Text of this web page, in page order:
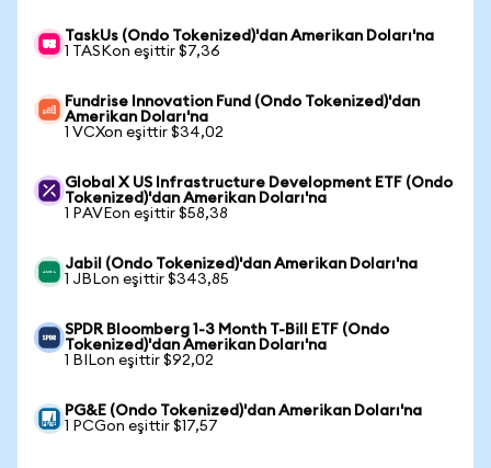
TaskUs (Ondo Tokenized)'dan Amerikan Doları'na
1 TASKon eşittir $7,36
Fundrise Innovation Fund (Ondo Tokenized)'dan
Amerikan Doları'na
1 VCXon eşittir $34,02
Global X US Infrastructure Development ETF (Ondo
Tokenized)'dan Amerikan Doları'na
1 PAVEon eşittir $58,38
Jabil (Ondo Tokenized)'dan Amerikan Doları'na
1 JBLon eşittir $343,85
SPDR Bloomberg 1-3 Month T-Bill ETF (Ondo
Tokenized)'dan Amerikan Doları'na
1 BILon eşittir $92,02
PG&E (Ondo Tokenized)'dan Amerikan Doları'na
1 PCGon eşittir $17,57